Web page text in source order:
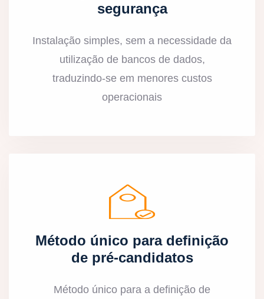
segurança
Instalação simples, sem a necessidade da
utilização de bancos de dados,
traduzindo-se em menores custos
operacionais
Método único para definição
de pré-candidatos
Método único para a definição de